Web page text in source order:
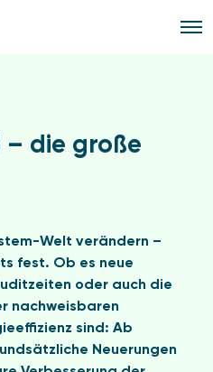
O
– die große
Welt verändern –
fest. Ob es neue
oder auch die
nachweisbaren
sind: Ab
Neuerungen